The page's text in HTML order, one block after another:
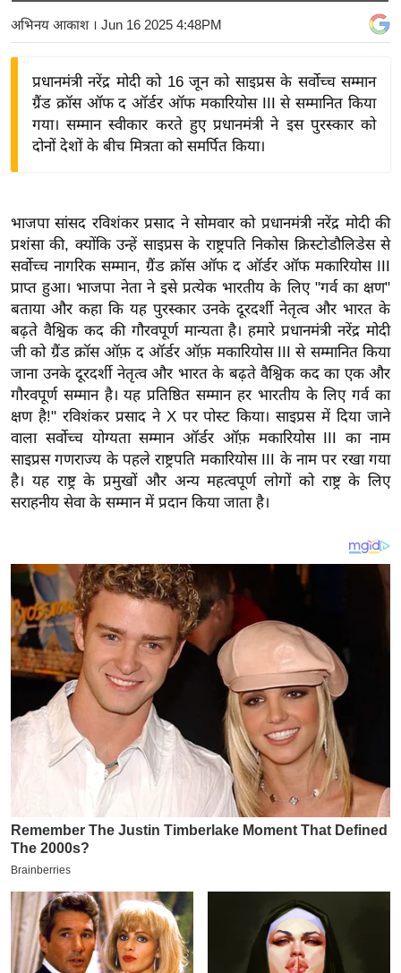
बि
ज़
त
वि
शे
ष
ज्ञ
रा
य
ब
ज
ट
खे
ल
ट
I
P
L
2
2
म
ई
-
पे
प
र
मि
अभिनय आकाश। Jun 16 2025 4:48PM
प्रधानमंत्री नरेंद्र मोदी को 16 जून को साइप्रस के सर्वोच्च सम्मान
ग्रैंड क्रॉस ऑफ द ऑर्डर ऑफ मकारियोस III से सम्मानित किया
गया। सम्मान स्वीकार करते हुए प्रधानमंत्री ने इस पुरस्कार को
दोनों देशों के बीच मित्रता को समर्पित किया।
भाजपा सांसद रविशंकर प्रसाद ने सोमवार को प्रधानमंत्री नरेंद्र मोदी की
प्रशंसा की, क्योंकि उन्हें साइप्रस के राष्ट्रपति निकोस क्रिस्टोडौलिडेस से
सर्वोच्च नागरिक सम्मान, ग्रैंड क्रॉस ऑफ द ऑर्डर ऑफ मकारियोस III
प्राप्त हुआ। भाजपा नेता ने इसे प्रत्येक भारतीय के लिए "गर्व का क्षण"
बताया और कहा कि यह पुरस्कार उनके दूरदर्शी नेतृत्व और भारत के
बढ़ते वैश्विक कद की गौरवपूर्ण मान्यता है। हमारे प्रधानमंत्री नरेंद्र मोदी
जी को ग्रैंड क्रॉस ऑफ़ द ऑर्डर ऑफ़ मकारियोस III से सम्मानित किया
जाना उनके दूरदर्शी नेतृत्व और भारत के बढ़ते वैश्विक कद का एक और
गौरवपूर्ण सम्मान है। यह प्रतिष्ठित सम्मान हर भारतीय के लिए गर्व का
क्षण है!" रविशंकर प्रसाद ने X पर पोस्ट किया। साइप्रस में दिया जाने
वाला सर्वोच्च योग्यता सम्मान ऑर्डर ऑफ़ मकारियोस III का नाम
साइप्रस गणराज्य के पहले राष्ट्रपति मकारियोस III के नाम पर रखा गया
है। यह राष्ट्र के प्रमुखों और अन्य महत्वपूर्ण लोगों को राष्ट्र के लिए
सराहनीय सेवा के सम्मान में प्रदान किया जाता है।